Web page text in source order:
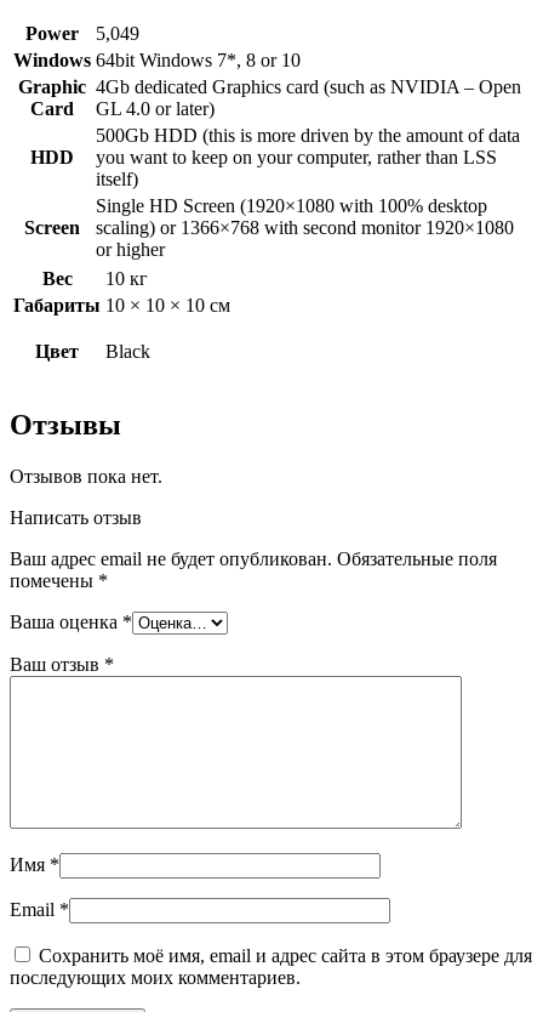
Power
5,049
Windows 64bit Windows 7*, 8 or 10
Graphic
Card
4Gb dedicated Graphics card (such as NVIDIA – Open
GL 4.0 or later)
HDD
500Gb HDD (this is more driven by the amount of data
you want to keep on your computer, rather than LSS
itself)
Screen
Single HD Screen (1920×1080 with 100% desktop
scaling) or 1366×768 with second monitor 1920×1080
or higher
Вес
10 кг
Габариты 10 × 10 × 10 см
Цвет Black
Отзывы
Отзывов пока нет.
Написать отзыв
Ваш адрес email не будет опубликован. Обязательные поля
помечены *
Ваша оценка *
Ваш отзыв *
Имя *
Email *
Сохранить моё имя, email и адрес сайта в этом браузере для
последующих моих комментариев.